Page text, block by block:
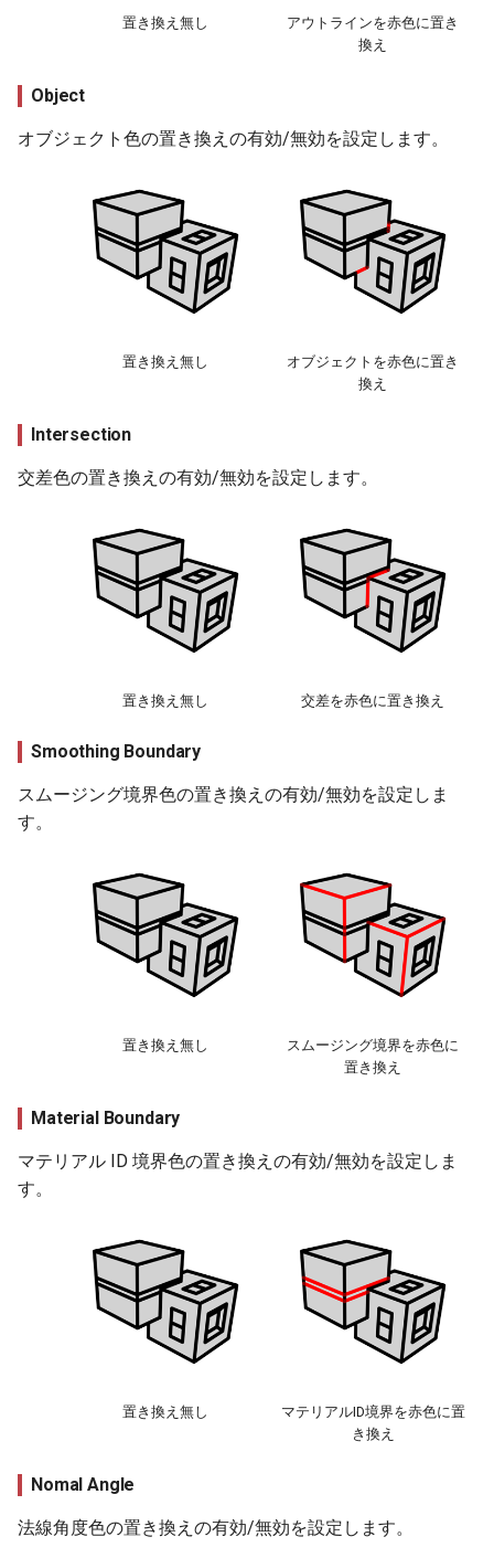
置き換え無し
アウトラインを赤色に置き
換え
Object
オブジェクト色の置き換えの有効/無効を設定します。
置き換え無し
オブジェクトを赤色に置き
換え
Intersection
交差色の置き換えの有効/無効を設定します。
置き換え無し 交差を赤色に置き換え
Smoothing Boundary
スムージング境界色の置き換えの有効/無効を設定しま
す。
置き換え無し
スムージング境界を赤色に
置き換え
Material Boundary
マテリアル ID 境界色の置き換えの有効/無効を設定しま
す。
置き換え無し
マテリアルID境界を赤色に置
き換え
Nomal Angle
法線角度色の置き換えの有効/無効を設定します。